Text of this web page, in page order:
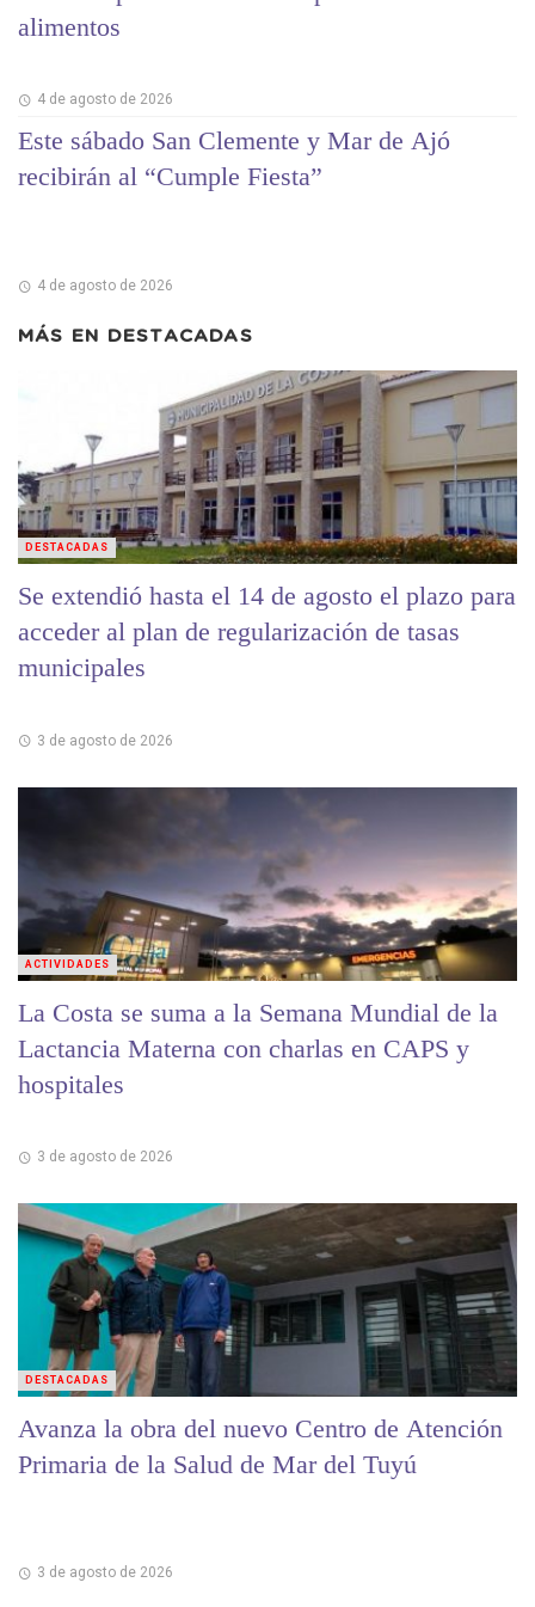
alimentos
4 de agosto de 2026
Este sábado San Clemente y Mar de Ajó
recibirán al “Cumple Fiesta”
4 de agosto de 2026
MÁS EN DESTACADAS
Se extendió hasta el 14 de agosto el plazo para
acceder al plan de regularización de tasas
municipales
3 de agosto de 2026
DESTACADAS
La Costa se suma a la Semana Mundial de la
Lactancia Materna con charlas en CAPS y
hospitales
3 de agosto de 2026
ACTIVIDADES
Avanza la obra del nuevo Centro de Atención
Primaria de la Salud de Mar del Tuyú
3 de agosto de 2026
DESTACADAS